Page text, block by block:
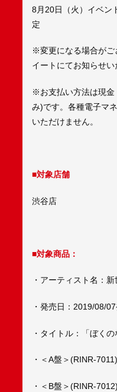
8月20日（火）イベン
定
※変更になる場合がご
イートにてお知らせい
※お支払い方法は現金
み)です。各種電子マ
いただけません。
■対象店舗
渋谷店
■対象商品：
・アーティスト名：
・発売日：2019/08/
・タイトル：「ぼく
・＜A盤＞(RINR-
・＜B盤＞(RINR-